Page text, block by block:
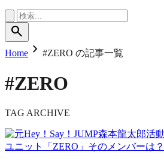
search
Home chevron_right #ZERO の記事一覧
#ZERO
TAG ARCHIVE